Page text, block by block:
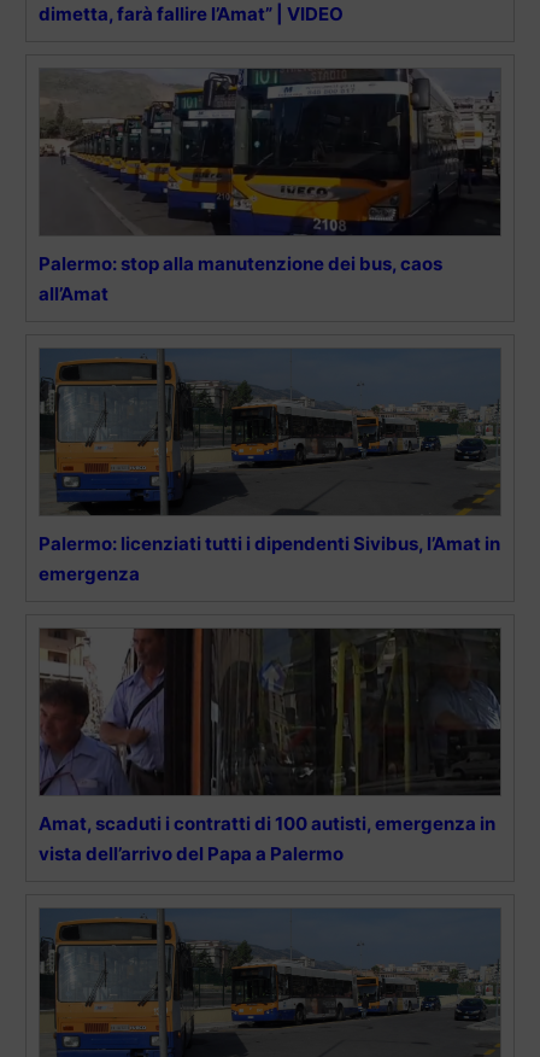
dimetta, farà fallire l’Amat” | VIDEO
Palermo: stop alla manutenzione dei bus, caos
all’Amat
Palermo: licenziati tutti i dipendenti Sivibus, l’Amat in
emergenza
Amat, scaduti i contratti di 100 autisti, emergenza in
vista dell’arrivo del Papa a Palermo